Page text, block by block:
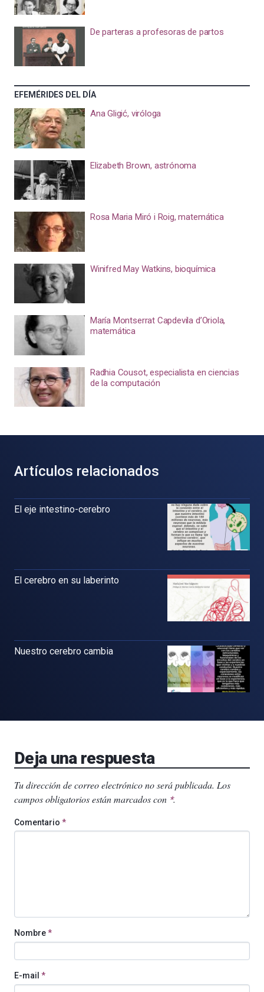
De parteras a profesoras de partos
EFEMÉRIDES DEL DÍA
Ana Gligić, viróloga
Elizabeth Brown, astrónoma
Rosa Maria Miró i Roig, matemática
Winifred May Watkins, bioquímica
María Montserrat Capdevila d’Oriola,
matemática
Radhia Cousot, especialista en ciencias
de la computación
Artículos relacionados
El eje intestino-cerebro
El cerebro en su laberinto
Nuestro cerebro cambia
Deja una respuesta
Tu dirección de correo electrónico no será publicada. Los
campos obligatorios están marcados con *.
Comentario *
Nombre*
E-mail *